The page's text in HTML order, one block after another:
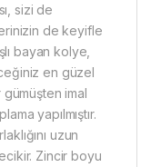
sizi de
de keyifle
bayan kolye,
en güzel
imal
yapılmıştır.
uzun
Zincir boyu